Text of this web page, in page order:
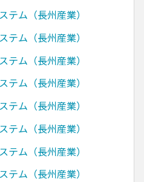
テム（長州産業）
テム（長州産業）
テム（長州産業）
テム（長州産業）
テム（長州産業）
テム（長州産業）
テム（長州産業）
テム（長州産業）